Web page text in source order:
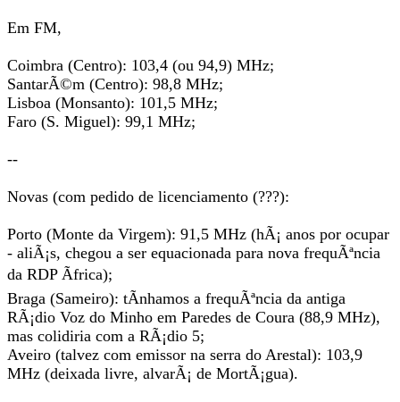
Em FM,
Coimbra (Centro): 103,4 (ou 94,9) MHz;
SantarÃ©m (Centro): 98,8 MHz;
Lisboa (Monsanto): 101,5 MHz;
Faro (S. Miguel): 99,1 MHz;
--
Novas (com pedido de licenciamento (???):
Porto (Monte da Virgem): 91,5 MHz (hÃ¡ anos por ocupar
- aliÃ¡s, chegou a ser equacionada para nova frequÃªncia
da RDP Ãfrica);
Braga (Sameiro): tÃ­nhamos a frequÃªncia da antiga
RÃ¡dio Voz do Minho em Paredes de Coura (88,9 MHz),
mas colidiria com a RÃ¡dio 5;
Aveiro (talvez com emissor na serra do Arestal): 103,9
MHz (deixada livre, alvarÃ¡ de MortÃ¡gua).